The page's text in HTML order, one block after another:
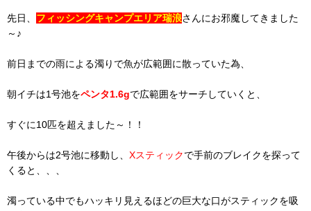
先日、 フィッシングキャンプエリア瑞浪さんにお邪魔してきました
～♪
前日までの雨による濁りで魚が広範囲に散っていた為、
朝イチは1号池をペンタ1.6gで広範囲をサーチしていくと、
すぐに10匹を超えました～！！
午後からは2号池に移動し、 Xスティックで手前のブレイクを探って
くると、、、
濁っている中でもハッキリ見えるほどの巨大な口がスティックを吸